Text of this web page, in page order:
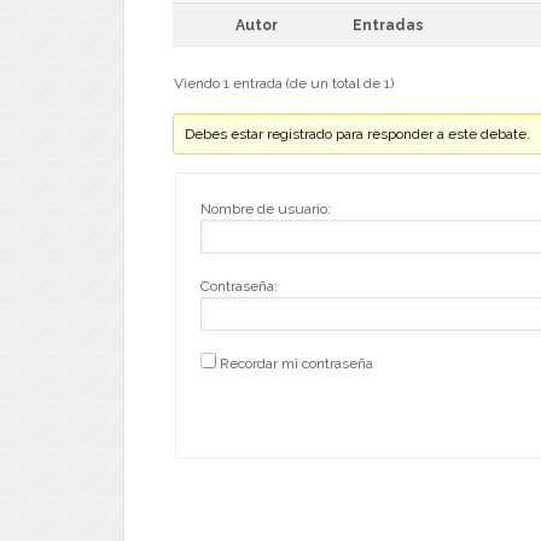
Autor Entradas
Viendo 1 entrada (de un total de 1)
Debes estar registrado para responder a este debate.
Nombre de usuario:
Contraseña:
Recordar mi contraseña